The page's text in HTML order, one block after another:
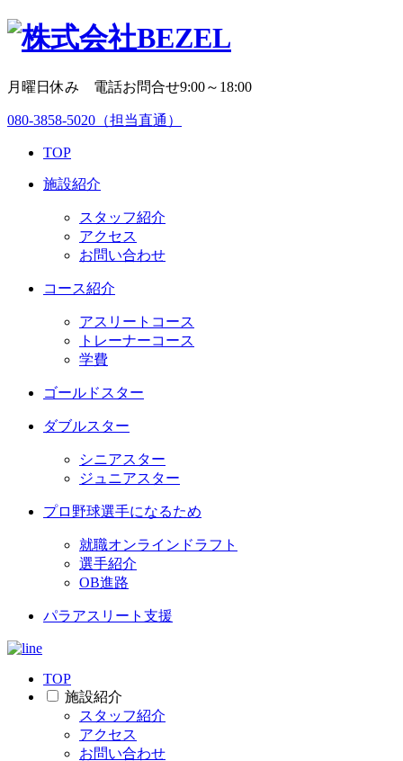
月曜日休み 電話お問合せ9:00～18:00
080-3858-5020 （担当直通）
TOP
施設紹介
スタッフ紹介
アクセス
お問い合わせ
コース紹介
アスリートコース
トレーナーコース
学費
ゴールドスター
ダブルスター
シニアスター
ジュニアスター
プロ野球選手になるため
就職オンラインドラフト
選手紹介
OB進路
パラアスリート支援
TOP
施設紹介
スタッフ紹介
アクセス
お問い合わせ